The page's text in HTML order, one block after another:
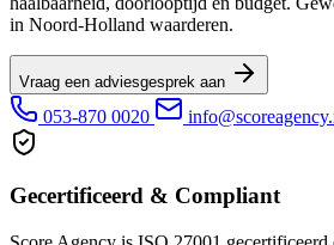
in Noord-Holland waarderen.
Vraag een adviesgesprek aan
053-870 0020
Gecertificeerd & Compliant